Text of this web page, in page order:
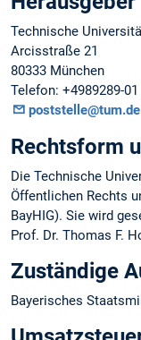
Technische
Arcisstraße 21
80333 München
Telefon: +4989289-01
poststelle@tum.de
Rechtsform
Die Technische
Öffentlichen Rechts
BayHIG). Sie wird
Prof. Dr. Thomas F.
Zuständige
Bayerisches